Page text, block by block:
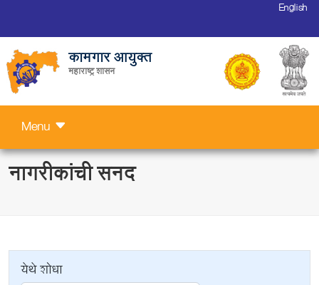
English
कामगार आयुक्त
महाराष्ट्र शासन
Menu
नागरीकांची सनद
येथे शोधा